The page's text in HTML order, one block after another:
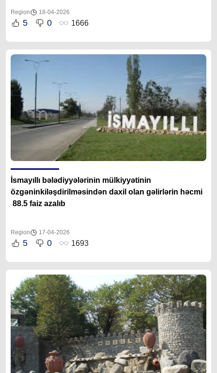
Region 18-04-2026
5 0 1666
İsmayıllı bələdiyyələrinin mülkiyyətinin
özgəninkiləşdirilməsindən daxil olan gəlirlərin həcmi
88.5 faiz azalıb
Region 17-04-2026
5 0 1693